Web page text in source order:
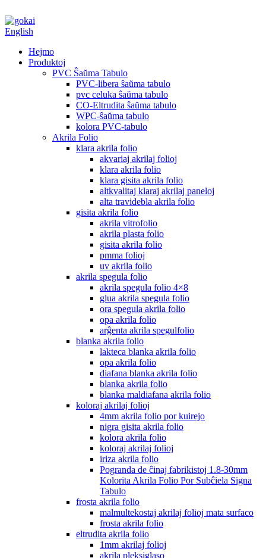
English
Hejmo
Produktoj
PVC Ŝaŭma Tabulo
PVC-libera ŝaŭma tabulo
pvc celuka ŝaŭma tabulo
CO-Eltrudita ŝaŭma tabulo
WPC-ŝaŭma tabulo
kolora PVC-tabulo
Akrila Folio
klara akrila folio
akvariaj akrilaj folioj
klara akrila folio
klara gisita akrila folio
altkvalitaj klaraj akrilaj paneloj
alta travidebla akrila folio
gisita akrila folio
akrila vitrofolio
akrila plasta folio
gisita akrila folio
pmma folioj
uv akrila folio
akrila spegula folio
akrila spegula folio 4×8
glua akrila spegula folio
ora spegula akrila folio
opa akrila folio
arĝenta akrila spegulfolio
blanka akrila folio
lakteca blanka akrila folio
opa akrila folio
diafana blanka akrila folio
blanka akrila folio
blanka maldiafana akrila folio
koloraj akrilaj folioj
4mm akrila folio por kuirejo
nigra gisita akrila folio
kolora akrila folio
koloraj akrilaj folioj
iriza akrila folio
Pogranda de ĉinaj fabrikistoj 1.8-30mm
Kolorita Akrila Folio Por Subĉiela Signa
Tabulo
frosta akrila folio
malmultekostaj akrilaj folioj mata surfaco
frosta akrila folio
eltrudita akrila folio
1mm akrilaj folioj
akrila pleksiglaso